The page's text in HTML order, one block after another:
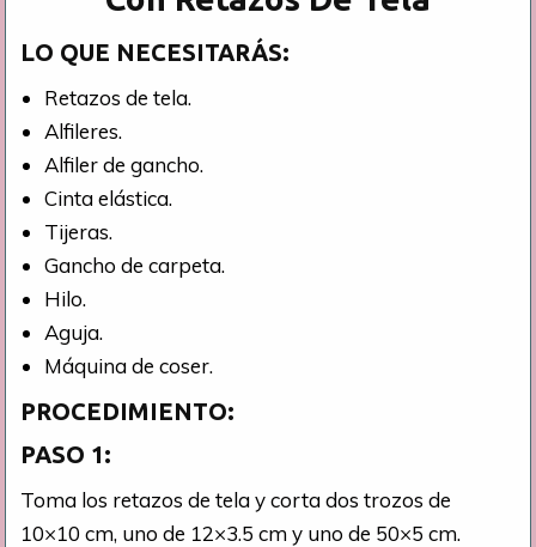
LO QUE NECESITARÁS:
Retazos de tela.
Alfileres.
Alfiler de gancho.
Cinta elástica.
Tijeras.
Gancho de carpeta.
Hilo.
Aguja.
Máquina de coser.
PROCEDIMIENTO:
PASO 1:
Toma los retazos de tela y corta dos trozos de
10×10 cm, uno de 12×3.5 cm y uno de 50×5 cm.